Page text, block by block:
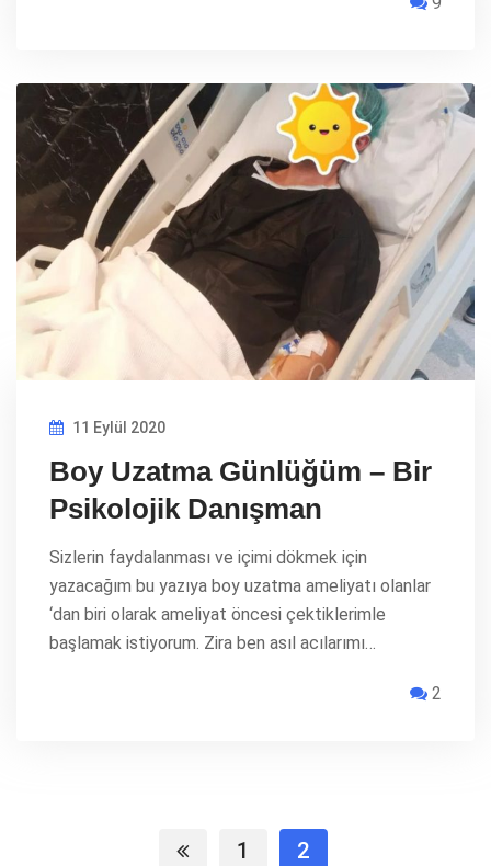
11 Eylül 2020
Boy Uzatma Günlüğüm – Bir
Psikolojik Danışman
Sizlerin faydalanması ve içimi dökmek için
yazacağım bu yazıya boy uzatma ameliyatı olanlar
‘dan biri olarak ameliyat öncesi çektiklerimle
başlamak istiyorum. Zira ben asıl acılarımı…
2
1 2